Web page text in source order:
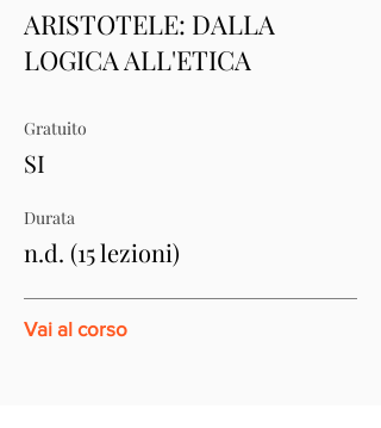
ARISTOTELE: DALLA
LOGICA ALL'ETICA
Gratuito
SI
Durata
n.d. (15 lezioni)
Vai al corso